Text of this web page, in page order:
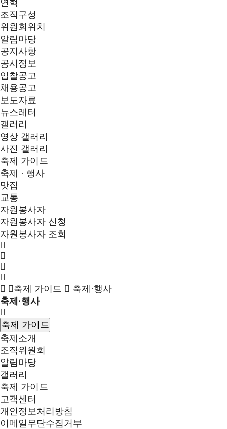
연혁
조직구성
위원회위치
알림마당
공지사항
공시정보
입찰공고
채용공고
보도자료
뉴스레터
갤러리
영상 갤러리
사진 갤러리
축제 가이드
축제 · 행사
맛집
교통
자원봉사자
자원봉사자 신청
자원봉사자 조회
축제 가이드
축제·행사
축제·행사
축제 가이드
축제소개
조직위원회
알림마당
갤러리
축제 가이드
고객센터
개인정보처리방침
이메일무단수집거부